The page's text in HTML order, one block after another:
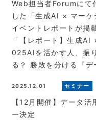
Web担当者Forumにて
した「生成AI × マー
イベントレポートが掲
「【レポート】生成
025AIを活かす人、振
る？ 勝敗を分ける『デ
2025.12.01 セミナー
【12月開催】データ
ー決定